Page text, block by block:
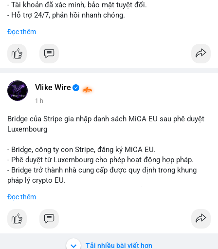
- Tài khoản đã xác minh, bảo mật tuyệt đối.
- Hỗ trợ 24/7, phản hồi nhanh chóng.
nay:
📧 Email: localpvashop@gmail.com
Đọc thêm
Vlike Wire
1 h
Bridge của Stripe gia nhập danh sách MiCA EU sau phê duyệt
Luxembourg
- Bridge, công ty con Stripe, đăng ký MiCA EU.
- Phê duyệt từ Luxembourg cho phép hoạt động hợp pháp.
- Bridge trở thành nhà cung cấp được quy định trong khung
pháp lý crypto EU.
#luxembourg
Đọc thêm
Tải nhiều bài viết hơn